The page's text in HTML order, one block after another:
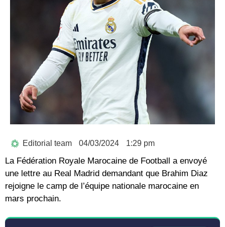
Editorial team 04/03/2024 1:29 pm
La Fédération Royale Marocaine de Football a envoyé
une lettre au Real Madrid demandant que Brahim Diaz
rejoigne le camp de l’équipe nationale marocaine en
mars prochain.